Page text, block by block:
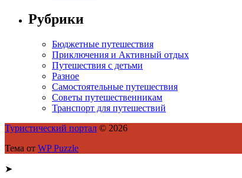
Рубрики
Бюджетные путешествия
Приключения и Активный отдых
Путешествия с детьми
Разное
Самостоятельные путешествия
Советы путешественникам
Транспорт для путешествий
Туристический портал © 2026
Тема от WP Puzzle
➤